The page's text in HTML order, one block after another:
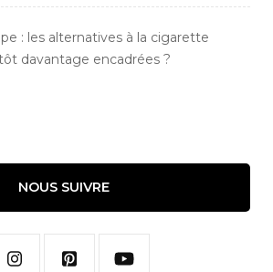
: les alternatives à la cigarette
davantage encadrées ?
NOUS SUIVRE